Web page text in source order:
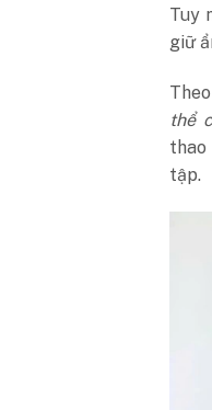
Tuy
giữ
thể
thao
tập.